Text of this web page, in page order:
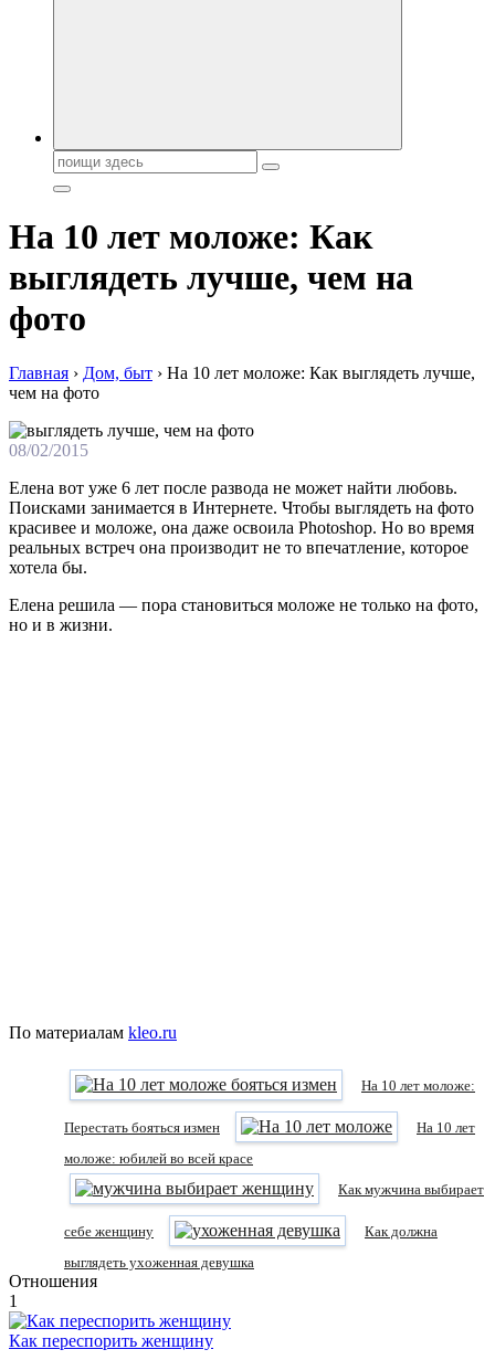
Поиск:
На 10 лет моложе: Как
выглядеть лучше, чем на
фото
Главная › Дом, быт › На 10 лет моложе: Как выглядеть лучше,
чем на фото
08/02/2015
Елена вот уже 6 лет после развода не может найти любовь.
Поисками занимается в Интернете. Чтобы выглядеть на фото
красивее и моложе, она даже освоила Photoshop. Но во время
реальных встреч она производит не то впечатление, которое
хотела бы.
Елена решила — пора становиться моложе не только на фото,
но и в жизни.
По материалам kleo.ru
На 10 лет моложе:
Перестать бояться измен
На 10 лет
моложе: юбилей во всей красе
Как мужчина выбирает
себе женщину
Как должна
выглядеть ухоженная девушка
Отношения
1
Как переспорить женщину